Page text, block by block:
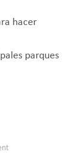
hacer
parques